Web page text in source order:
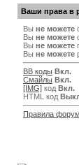
Ваши права в
Вы не можете
Вы не можете
Вы не можете
Вы не можете
BB коды Вкл.
Смайлы Вкл.
[IMG] код Вкл.
HTML код
Правила